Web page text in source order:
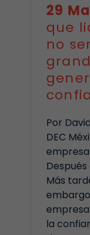
29
que
no
Por
DEC
Más
la